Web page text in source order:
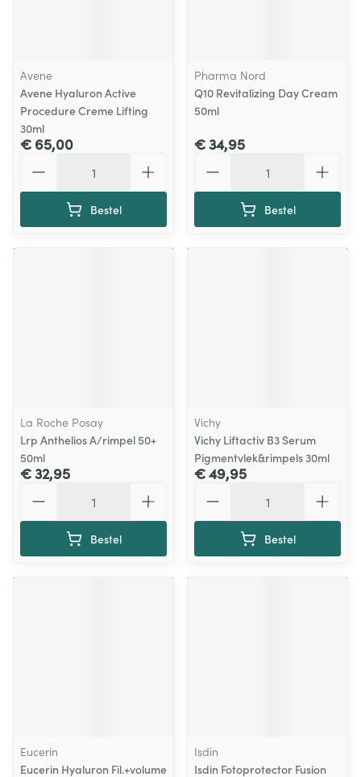
Avene
Avene Hyaluron Active
Procedure Creme Lifting
30ml
€ 65,00
Bestel
Pharma Nord
Q10 Revitalizing Day Cream
50ml
€ 34,95
Bestel
La Roche Posay
Lrp Anthelios A/rimpel 50+
50ml
€ 32,95
Bestel
Vichy
Vichy Liftactiv B3 Serum
Pigmentvlek&rimpels 30ml
€ 49,95
Bestel
Eucerin
Eucerin Hyaluron Fil.+volume
Isdin
Isdin Fotoprotector Fusion